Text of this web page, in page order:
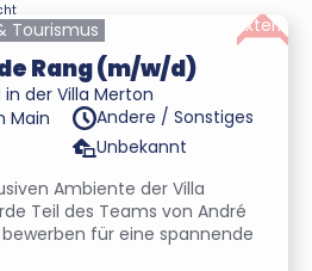
Tourismus
Rang (m/w/d)
der Villa Merton
Main
Andere / Sonstiges
Unbekannt
Ambiente der Villa
Teil des Teams von André
für eine spannende
Extern